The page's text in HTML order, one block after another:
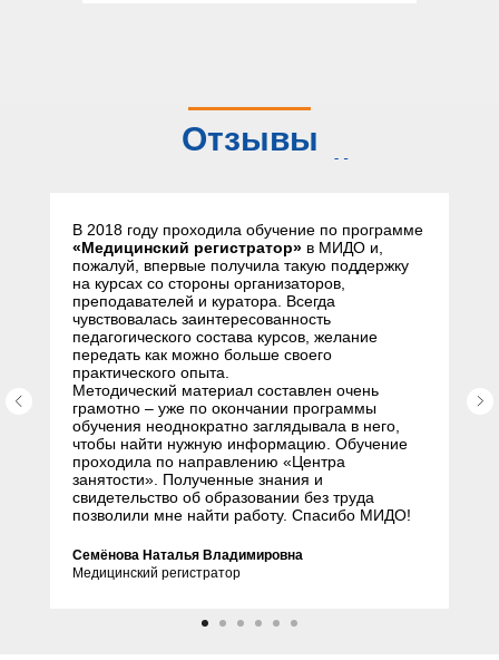
Отзывы
слушателей
В 2018 году проходила обучение по программе
«Медицинский регистратор» в МИДО и,
пожалуй, впервые получила такую поддержку
на курсах со стороны организаторов,
преподавателей и куратора. Всегда
чувствовалась заинтересованность
педагогического состава курсов, желание
передать как можно больше своего
практического опыта.
Методический материал составлен очень
грамотно – уже по окончании программы
обучения неоднократно заглядывала в него,
чтобы найти нужную информацию. Обучение
проходила по направлению «Центра
занятости». Полученные знания и
свидетельство об образовании без труда
позволили мне найти работу. Спасибо МИДО!
Семёнова Наталья Владимировна
Медицинский регистратор